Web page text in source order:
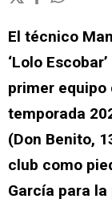
El técnico
‘Lolo
primer equipo
temporada
(Don Benito,
club como
García para